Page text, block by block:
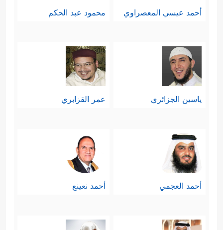
أحمد عيسي المعصراوي محمود عبد الحكم
ياسين الجزائري عمر القزابري
أحمد العجمي أحمد نعينع